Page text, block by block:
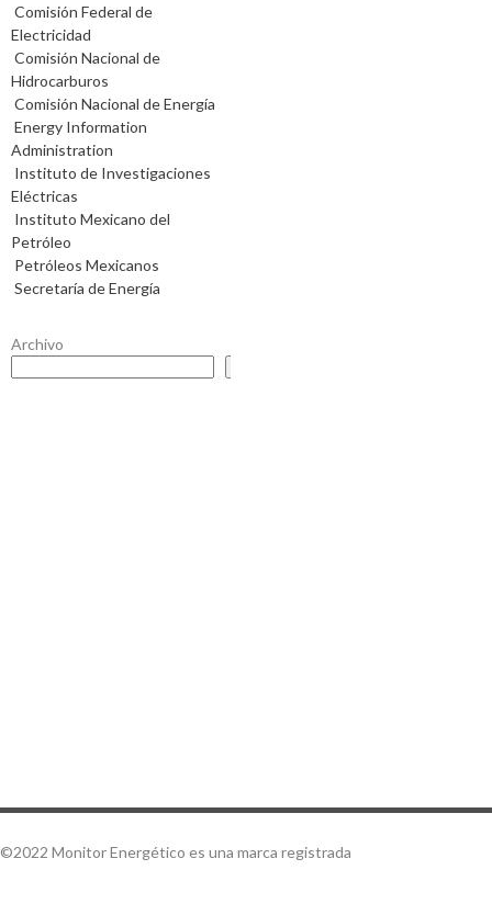
Comisión Federal de
Electricidad
Comisión Nacional de
Hidrocarburos
Comisión Nacional de Energía
Energy Information
Administration
Instituto de Investigaciones
Eléctricas
Instituto Mexicano del
Petróleo
Petróleos Mexicanos
Secretaría de Energía
Archivo
©2022 Monitor Energético es una marca registrada